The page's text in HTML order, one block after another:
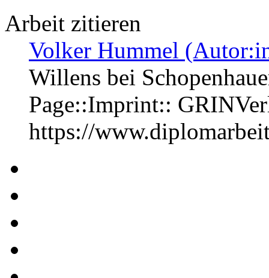
Arbeit zitieren
Volker Hummel
Willens bei
Page::Imprint::
https://